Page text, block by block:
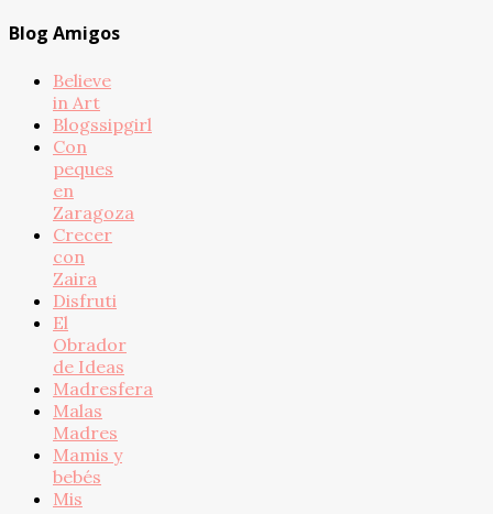
Blog Amigos
Believe
in Art
Blogssipgirl
Con
peques
en
Zaragoza
Crecer
con
Zaira
Disfruti
El
Obrador
de Ideas
Madresfera
Malas
Madres
Mamis y
bebés
Mis